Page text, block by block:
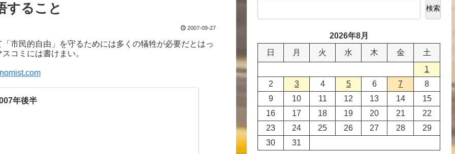
すること
2007-09-27
市民的自由」を守るためには多くの犠牲が必要だとはっ
コミには書けまい。
年後半
検索
2026年8月
日
月 火 水 木 金
土
1
2
3 4 5 6 7
8
9
10 11 12 13 14
15
16
17 18 19 20 21
22
23
24 25 26 27 28
29
30
31